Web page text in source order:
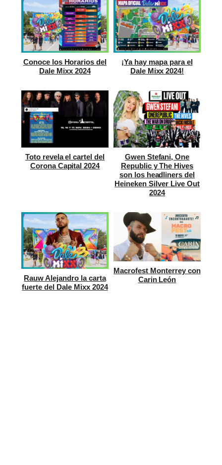
Conoce los Horarios del
Dale Mixx 2024
¡Ya hay mapa para el
Dale Mixx 2024!
Toto revela el cartel del
Corona Capital 2024
Gwen Stefani, One
Republic y The Hives
son los headliners del
Heineken Silver Live Out
2024
Rauw Alejandro la carta
fuerte del Dale Mixx 2024
Macrofest Monterrey con
Carin León